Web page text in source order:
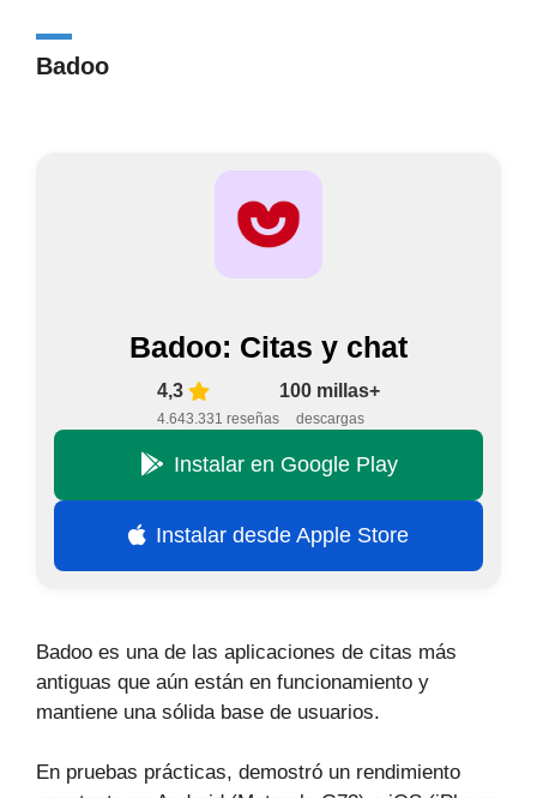
Badoo
Badoo: Citas y chat
4,3
4.643.331 reseñas
100 millas+
descargas
Instalar en Google Play
Instalar desde Apple Store
Badoo es una de las aplicaciones de citas más
antiguas que aún están en funcionamiento y
mantiene una sólida base de usuarios.
En pruebas prácticas, demostró un rendimiento